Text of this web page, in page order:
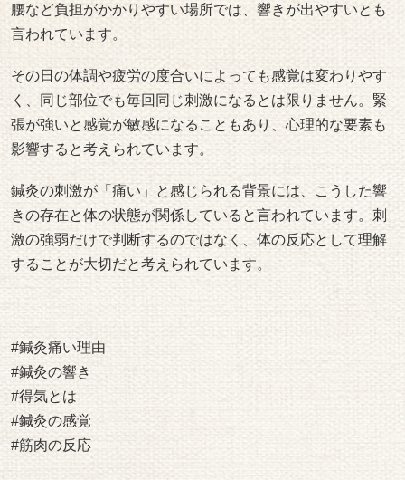
腰など負担がかかりやすい場所では、響きが出やすいとも
言われています。
その日の体調や疲労の度合いによっても感覚は変わりやす
く、同じ部位でも毎回同じ刺激になるとは限りません。緊
張が強いと感覚が敏感になることもあり、心理的な要素も
影響すると考えられています。
鍼灸の刺激が「痛い」と感じられる背景には、こうした響
きの存在と体の状態が関係していると言われています。刺
激の強弱だけで判断するのではなく、体の反応として理解
することが大切だと考えられています。
#鍼灸痛い理由
#鍼灸の響き
#得気とは
#鍼灸の感覚
#筋肉の反応